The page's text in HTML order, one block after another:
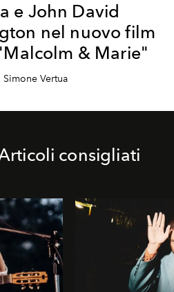
e John David
nel nuovo film
& Marie"
Vertua
consigliati